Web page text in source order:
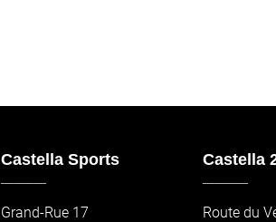
Castella Sports
Grand-Rue 17
Castella
Route du